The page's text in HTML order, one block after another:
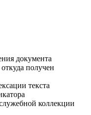
документа
получен
текста
коллекции